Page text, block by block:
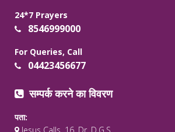
24*7 Prayers
8546999000
For Queries, Call
04423456677
सम्पर्क करने का विवरण
पता: